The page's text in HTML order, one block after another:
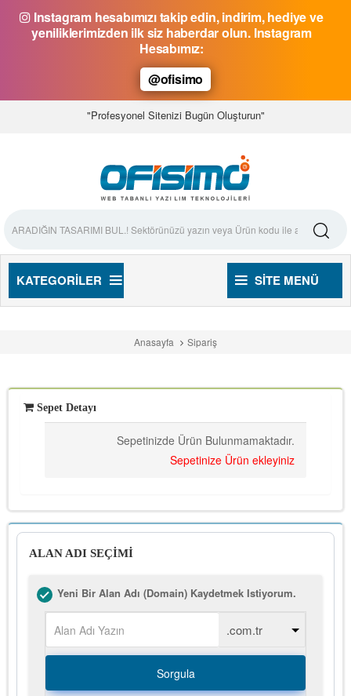
Instagram hesabımızı takip edin, indirim, hediye ve
yeniliklerimizden ilk siz haberdar olun. Instagram
Hesabımız:
@ofisimo
"Profesyonel Sitenizi Bugün Oluşturun"
KATEGORILER SITE MENÜ
Anasayfa Sipariş
Sepet Detayı
Sepetinizde Ürün Bulunmamaktadır.
Sepetinize Ürün ekleyiniz
ALAN ADI SEÇİMİ
Yeni Bir Alan Adı (Domain) Kaydetmek Istiyorum.
Sorgula